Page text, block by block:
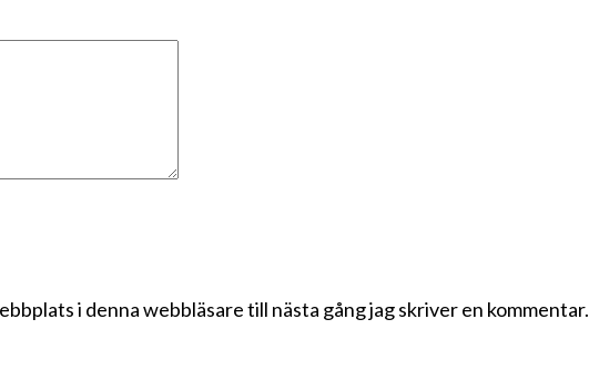
i denna webbläsare till nästa gång jag skriver en kommentar.